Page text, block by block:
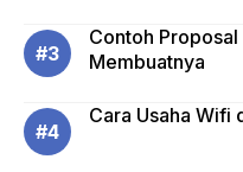
Contoh
Membuatnya
Cara Usaha Wifi